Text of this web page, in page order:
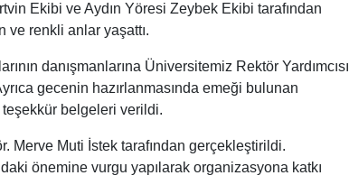
Ekibi ve Aydın Yöresi Zeybek Ekibi tarafından
ve renkli anlar yaşattı.
danışmanlarına Üniversitemiz Rektör Yardımcısı
gecenin hazırlanmasında emeği bulunan
belgeleri verildi.
Merve Muti İstek tarafından gerçekleştirildi.
önemine vurgu yapılarak organizasyona katkı